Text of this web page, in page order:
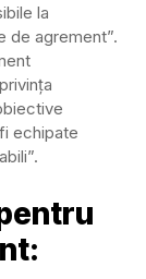
la
de agrement”.
echipate